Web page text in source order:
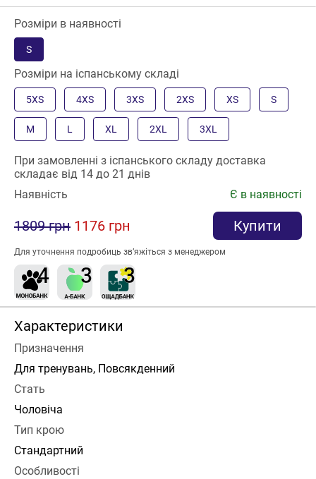
Розміри в наявності
S
Розміри на іспанському складі
5XS 4XS 3XS 2XS XS S
M L XL 2XL 3XL
При замовленні з іспанського складу доставка
складає від 14 до 21 днів
Наявність
Є в наявності
1809 грн 1176 грн Купити
Для уточнення подробиць зв’яжіться з менеджером
Характеристики
Призначення
Для тренувань, Повсякденний
Стать
Чоловіча
Тип крою
Стандартний
Особливості